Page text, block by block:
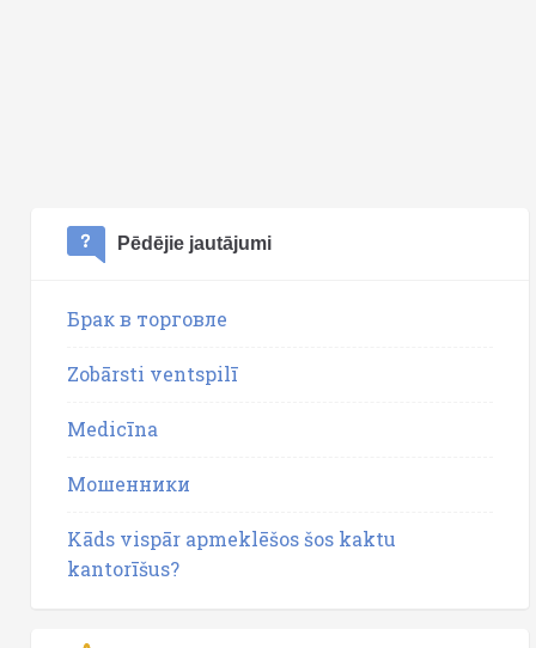
Pēdējie jautājumi
Брак в торговле
Zobārsti ventspilī
Medicīna
Мошенники
Kāds vispār apmeklēšos šos kaktu
kantorīšus?